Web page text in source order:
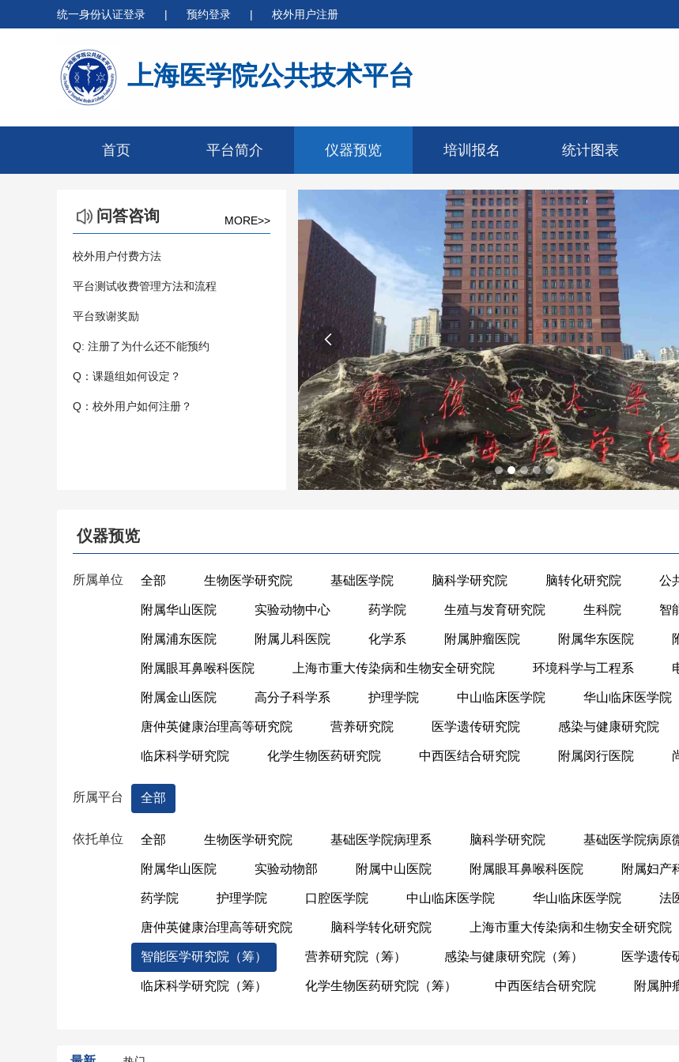
统一身份认证登录 | 预约登录 | 校外用户注册
上海医学院公共技术平台
首页 平台简介 仪器预览 培训报名 统计图表
问答咨询 MORE>>
校外用户付费方法
平台测试收费管理方法和流程
平台致谢奖励
Q: 注册了为什么还不能预约
Q：课题组如何设定？
Q：校外用户如何注册？

仪器预览
所属单位 全部 生物医学研究院 基础医学院 脑科学研究院 脑转化研究院 公
附属华山医院 实验动物中心 药学院 生殖与发育研究院 生科院 智
附属浦东医院 附属儿科医院 化学系 附属肿瘤医院 附属华东医院
附属眼耳鼻喉科医院 上海市重大传染病和生物安全研究院 环境科学与工程系
附属金山医院 高分子科学系 护理学院 中山临床医学院 华山临床医学院
唐仲英健康治理高等研究院 营养研究院 医学遗传研究院 感染与健康研究院
临床科学研究院 化学生物医药研究院 中西医结合研究院 附属闵行医院
所属平台 全部
依托单位 全部 生物医学研究院 基础医学院病理系 脑科学研究院 基础医学院病原
附属华山医院 实验动物部 附属中山医院 附属眼耳鼻喉科医院 附属妇产
药学院 护理学院 口腔医学院 中山临床医学院 华山临床医学院 法
唐仲英健康治理高等研究院 脑科学转化研究院 上海市重大传染病和生物安全研究院
智能医学研究院（筹） 营养研究院（筹） 感染与健康研究院（筹） 医学遗传
临床科学研究院（筹） 化学生物医药研究院（筹） 中西医结合研究院 附属肿